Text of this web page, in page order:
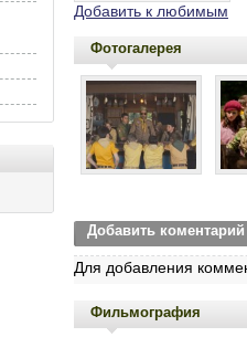
Добавить к любимым
Фотогалерея
Добавить коментарий
Для добавления
Фильмография